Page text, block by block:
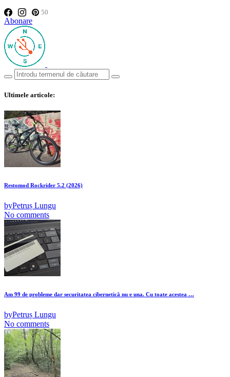
50
Abonare
Ultimele articole:
Restomod Rockrider 5.2 (2026)
byPetruș Lungu
No comments
Am 99 de probleme dar securitatea cibernetică nu e una. Cu toate acestea …
byPetruș Lungu
No comments